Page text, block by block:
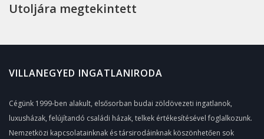
Utoljára megtekintett
VILLANEGYED INGATLANIRODA
Cégünk 1999-ben alakult, elsősorban budai zöldövezeti ingatlanok,
luxusházak, felújítandó családi házak, telkek értékesítésével foglalkozunk.
Nemzetközi kapcsolatainknak és társirodáinknak köszönhetően sok